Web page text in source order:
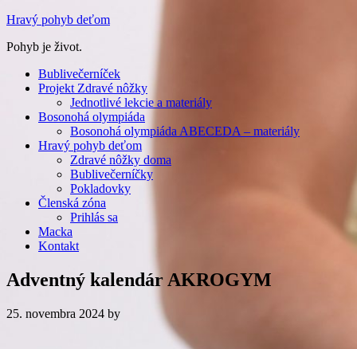
Hravý pohyb deťom
Pohyb je život.
Bublivečerníček
Projekt Zdravé nôžky
Jednotlivé lekcie a materiály
Bosonohá olympiáda
Bosonohá olympiáda ABECEDA – materiály
Hravý pohyb deťom
Zdravé nôžky doma
Bublivečerníčky
Pokladovky
Členská zóna
Prihlás sa
Macka
Kontakt
Adventný kalendár AKROGYM
25. novembra 2024 by